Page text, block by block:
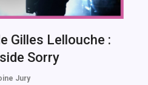
Gilles Lellouche :
Sorry
Jury